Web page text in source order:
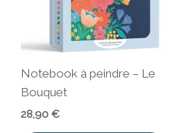
Notebook à peindre – Le
Bouquet
28,90€